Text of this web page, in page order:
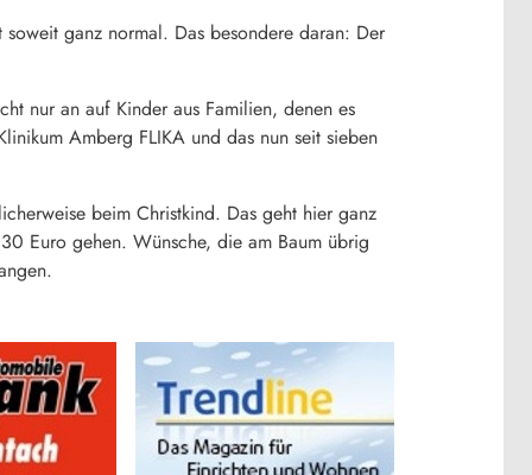
ganz normal. Das besondere daran: Der
nur an auf Kinder aus Familien, denen es
Amberg FLIKA und das nun seit sieben
beim Christkind. Das geht hier ganz
Euro gehen. Wünsche, die am Baum übrig